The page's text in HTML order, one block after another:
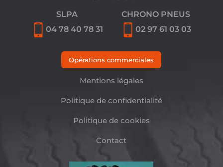
SLPA
04 78 40 78 31
CHRONO PNEUS
02 97 61 03 03
Opérations commerciales
Mentions légales
Politique de confidentialité
Politique de cookies
Contact